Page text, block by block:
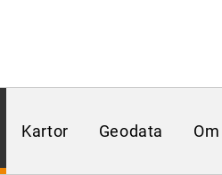
Kartor Geodata